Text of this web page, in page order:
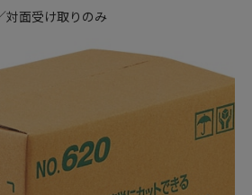
面受け取りのみ